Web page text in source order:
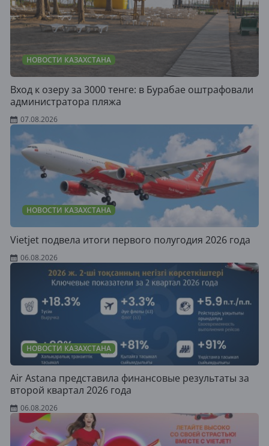
НОВОСТИ КАЗАХСТАНА
Вход к озеру за 3000 тенге: в Бурабае оштрафовали
администратора пляжа
07.08.2026
НОВОСТИ КАЗАХСТАНА
Vietjet подвела итоги первого полугодия 2026 года
06.08.2026
НОВОСТИ КАЗАХСТАНА
Air Astana представила финансовые результаты за
второй квартал 2026 года
06.08.2026